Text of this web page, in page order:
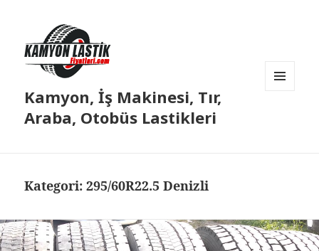
Kamyon, İş Makinesi, Tır,
Araba, Otobüs Lastikleri
Kategori:295/60R22.5 Denizli